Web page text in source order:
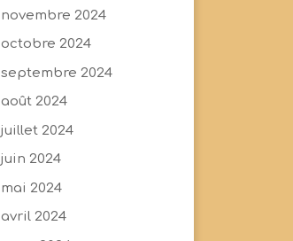
novembre 2024
octobre 2024
septembre 2024
août 2024
juillet 2024
juin 2024
mai 2024
avril 2024